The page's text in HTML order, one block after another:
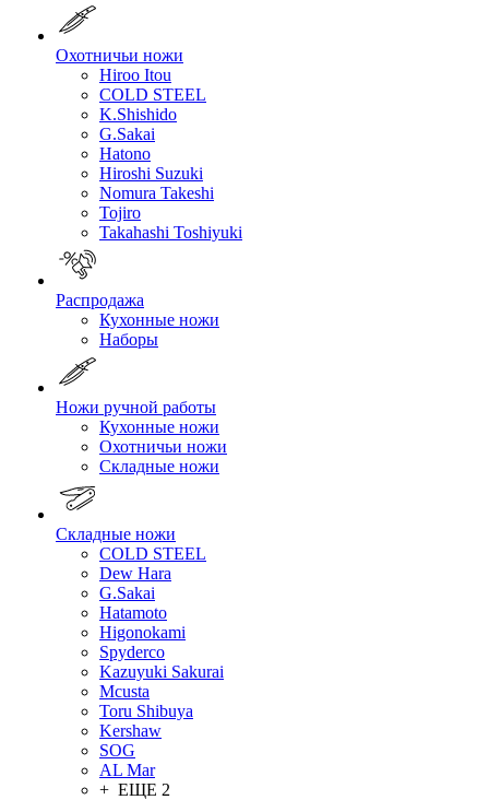
Охотничьи ножи
Hiroo Itou
COLD STEEL
K.Shishido
G.Sakai
Hatono
Hiroshi Suzuki
Nomura Takeshi
Tojiro
Takahashi Toshiyuki
Распродажа
Кухонные ножи
Наборы
Ножи ручной работы
Кухонные ножи
Охотничьи ножи
Складные ножи
Складные ножи
COLD STEEL
Dew Hara
G.Sakai
Hatamoto
Higonokami
Spyderco
Kazuyuki Sakurai
Mcusta
Toru Shibuya
Kershaw
SOG
AL Mar
+ ЕЩЕ 2